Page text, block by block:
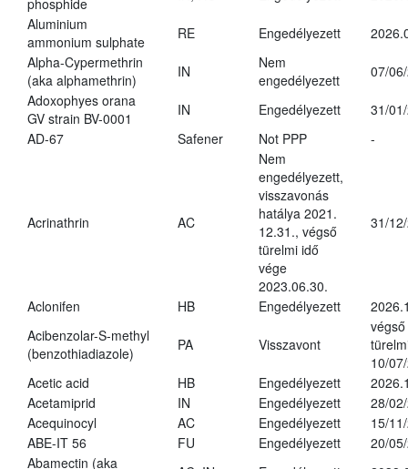
phosphide
Aluminium
ammonium sulphate
RE Engedélyezett
Alpha-Cypermethrin
(aka alphamethrin)
IN
Nem
engedélyezett
07/
Adoxophyes orana
GV strain BV-0001
IN Engedélyezett
31/
AD-67
Safener Not PPP -
Acrinathrin AC
Nem
engedélyezett,
visszavonás
hatálya 2021.
12.31., végső
türelmi idő
vége
2023.06.30.
31/
Aclonifen HB Engedélyezett
Acibenzolar-S-methyl
(benzothiadiazole)
PA Visszavont
végső
10/
Acetic acid
HB Engedélyezett
Acetamiprid
IN Engedélyezett
28/
Acequinocyl
AC Engedélyezett
15/
ABE-IT 56
FU Engedélyezett
20/
Abamectin (aka